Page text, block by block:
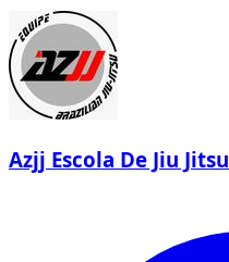
Azjj Escola De Jiu Jitsu